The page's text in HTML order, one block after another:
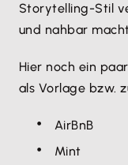
Storytelling-Stil
und nahbar
Hier noch ein
als Vorlage bzw.
AirBnB
Mint